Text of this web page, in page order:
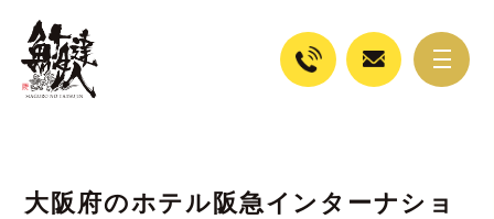
大阪府のホテル阪急インターナショ